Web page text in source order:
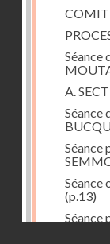
Séance
A.
Séance
Séance
Séance
(p.13)
Séance